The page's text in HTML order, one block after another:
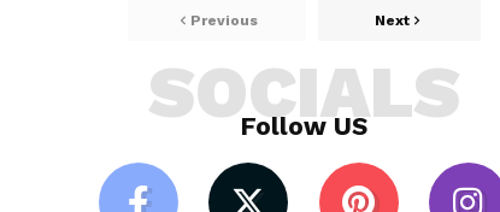
Previous Next
Follow US
SOCIALS